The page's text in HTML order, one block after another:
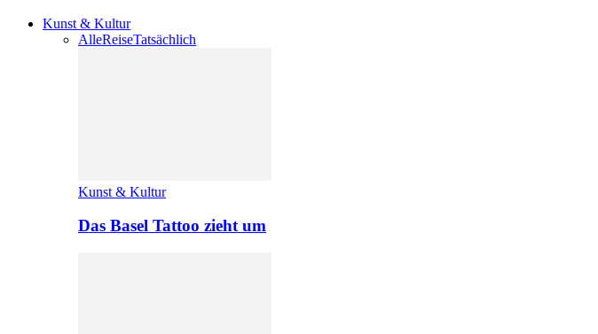
Kunst & Kultur
AlleReiseTatsächlich
Kunst & Kultur
Das Basel Tattoo zieht um